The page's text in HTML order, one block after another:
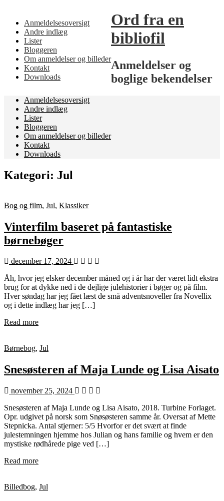
Anmeldelsesoversigt
Andre indlæg
Lister
Bloggeren
Om anmeldelser og billeder
Kontakt
Downloads
Ord fra en
bibliofil
Anmeldelser og
boglige bekendelser
Anmeldelsesoversigt
Andre indlæg
Lister
Bloggeren
Om anmeldelser og billeder
Kontakt
Downloads
Kategori: Jul
Bog og film, Jul, Klassiker
Vinterfilm baseret på fantastiske
børnebøger
december 17, 2024
Åh, hvor jeg elsker december måned og i år har der været lidt ekstra
brug for at dykke ned i de dejlige julehistorier i bøger og på film.
Hver søndag har jeg fået læst de små adventsnoveller fra Novellix
og i dette indlæg har jeg […]
Read more
Børnebog, Jul
Snesøsteren af Maja Lunde og Lisa Aisato
november 25, 2024
Snesøsteren af Maja Lunde og Lisa Aisato, 2018. Turbine Forlaget.
Opr. udgivet på norsk som Snøsøsteren samme år. Oversat af Mette
Stepnicka. Antal stjerner: 5/5 Hvorfor er det svært at finde
julestemningen hjemme hos Julian og hans familie og hvem er den
mystiske rødhårede pige ved […]
Read more
Billedbog, Jul